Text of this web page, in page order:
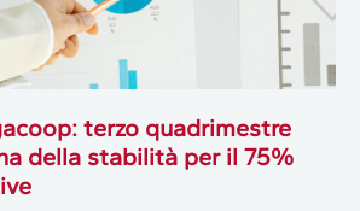
terzo quadrimestre
della stabilità per il 75%